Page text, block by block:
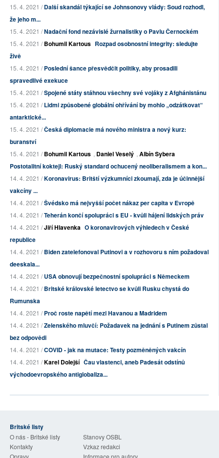
15. 4. 2021 /Další skandál týkající se Johnsonovy vlády: Soud rozhodl,
že jeho m...
15. 4. 2021 /Nadační fond nezávislé žurnalistiky o Pavlu Černockém
15. 4. 2021 /Bohumil Kartous Rozpad osobnostní integrity: sledujte
živě
15. 4. 2021 /Poslední šance přesvědčit politiky, aby prosadili
spravedlivé exekuce
15. 4. 2021 /Spojené státy stáhnou všechny své vojáky z Afghánistánu
15. 4. 2021 /Lidmi způsobené globální ohřívání by mohlo „odzátkovat“
antarktické...
15. 4. 2021 /Česká diplomacie má nového ministra a nový kurz:
buranství
15. 4. 2021 /Bohumil Kartous , Daniel Veselý , Albín Sybera
Postotalitní koktejl: Ruský standard ochucený neoliberalismem a kon...
14. 4. 2021 /Koronavirus: Britští výzkumníci zkoumají, zda je účinnější
vakcíny ...
14. 4. 2021 /Švédsko má nejvyšší počet nákaz per capita v Evropě
14. 4. 2021 /Teherán končí spolupráci s EU - kvůli hájení lidských práv
14. 4. 2021 /Jiří Hlavenka O koronavirových výhledech v České
republice
14. 4. 2021 /Biden zatelefonoval Putinovi a v rozhovoru s ním požadoval
deeskala...
14. 4. 2021 /USA obnovují bezpečnostní spolupráci s Německem
14. 4. 2021 /Britské královské letectvo se kvůli Rusku chystá do
Rumunska
14. 4. 2021 /Proč roste napětí mezi Havanou a Madridem
14. 4. 2021 /Zelenského mluvčí: Požadavek na jednání s Putinem zůstal
bez odpovědi
14. 4. 2021 /COVID - jak na mutace: Testy pozměněných vakcín
14. 4. 2021 /Karel Dolejší Čau vlastenci, aneb Padesát odstínů
východoevropského antiglobaliza...
Britské listy
O nás - Britské listy
Stanovy OSBL
Kontakty
Vzkaz redakci